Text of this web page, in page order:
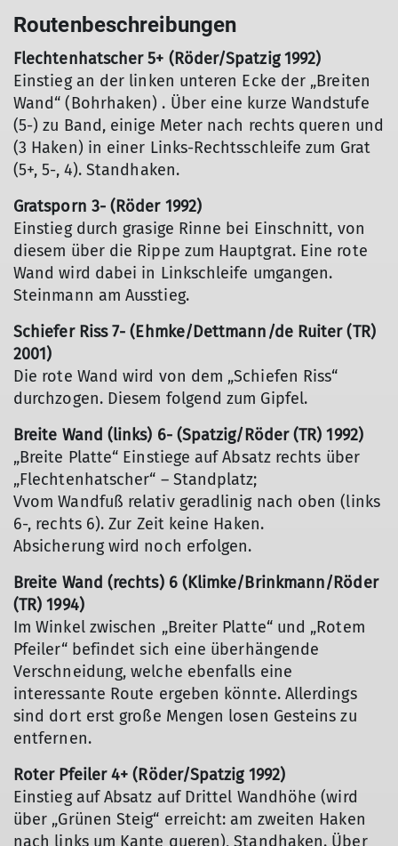
Routenbeschreibungen
Flechtenhatscher 5+ (Röder/Spatzig 1992)
Einstieg an der linken unteren Ecke der „Breiten
Wand“ (Bohrhaken) . Über eine kurze Wandstufe
(5-) zu Band, einige Meter nach rechts queren und
(3 Haken) in einer Links-Rechtsschleife zum Grat
(5+, 5-, 4). Standhaken.
Gratsporn 3- (Röder 1992)
Einstieg durch grasige Rinne bei Einschnitt, von
diesem über die Rippe zum Hauptgrat. Eine rote
Wand wird dabei in Linkschleife umgangen.
Steinmann am Ausstieg.
Schiefer Riss 7- (Ehmke/Dettmann/de Ruiter (TR)
2001)
Die rote Wand wird von dem „Schiefen Riss“
durchzogen. Diesem folgend zum Gipfel.
Breite Wand (links) 6- (Spatzig/Röder (TR) 1992)
„Breite Platte“ Einstiege auf Absatz rechts über
„Flechtenhatscher“ – Standplatz;
Vvom Wandfuß relativ geradlinig nach oben (links
6-, rechts 6). Zur Zeit keine Haken.
Absicherung wird noch erfolgen.
Breite Wand (rechts) 6 (Klimke/Brinkmann/Röder
(TR) 1994)
Im Winkel zwischen „Breiter Platte“ und „Rotem
Pfeiler“ befindet sich eine überhängende
Verschneidung, welche ebenfalls eine
interessante Route ergeben könnte. Allerdings
sind dort erst große Mengen losen Gesteins zu
entfernen.
Roter Pfeiler 4+ (Röder/Spatzig 1992)
Einstieg auf Absatz auf Drittel Wandhöhe (wird
über „Grünen Steig“ erreicht: am zweiten Haken
nach links um Kante queren), Standhaken. Über